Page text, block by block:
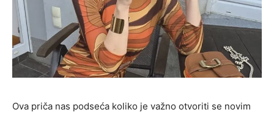
Ova priča nas podseća koliko je važno otvoriti se novim